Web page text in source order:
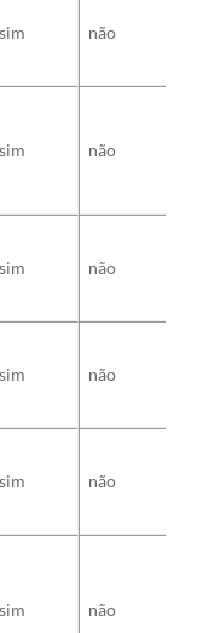
sim não
sim não
sim não
sim não
sim não
sim não